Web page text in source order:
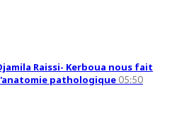
Raissi- Kerboua nous fait
pathologique 05:50